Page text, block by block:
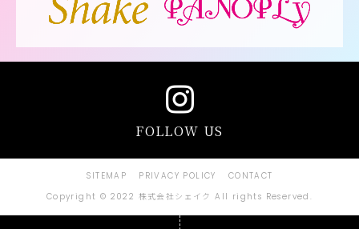
FOLLOW US
SITEMAP PRIVACY POLICY
CONTACT
Copyright © 2022 株式会社シェイク All rights Reserved.